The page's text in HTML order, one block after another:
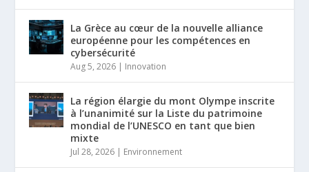
La Grèce au cœur de la nouvelle alliance
européenne pour les compétences en
cybersécurité
Aug 5, 2026 | Innovation
La région élargie du mont Olympe inscrite
à l’unanimité sur la Liste du patrimoine
mondial de l’UNESCO en tant que bien
mixte
Jul 28, 2026 | Environnement